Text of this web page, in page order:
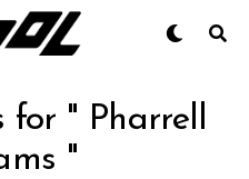
for " Pharrell
"